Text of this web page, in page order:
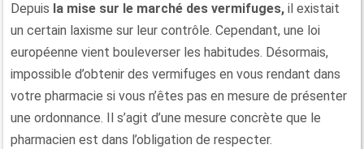
Depuis la mise sur le marché des vermifuges, il existait
un certain laxisme sur leur contrôle. Cependant, une loi
européenne vient bouleverser les habitudes. Désormais,
impossible d’obtenir des vermifuges en vous rendant dans
votre pharmacie si vous n’êtes pas en mesure de présenter
une ordonnance. Il s’agit d’une mesure concrète que le
pharmacien est dans l’obligation de respecter.